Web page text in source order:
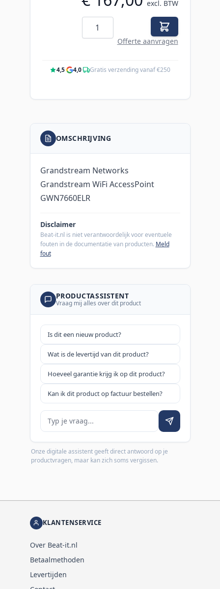
excl. BTW
Aantal
Offerte aanvragen
4,5· 4,0· Gratis verzending vanaf €250
OMSCHRIJVING
Grandstream Networks
Grandstream WiFi AccessPoint
GWN7660ELR
Disclaimer
Beat-it.nl is niet verantwoordelijk voor eventuele
fouten in de documentatie van producten. Meld
fout
PRODUCTASSISTENT
Vraag mij alles over dit product
Is dit een nieuw product?
Wat is de levertijd van dit product?
Hoeveel garantie krijg ik op dit product?
Kan ik dit product op factuur bestellen?
Je vraag
Onze digitale assistent geeft direct antwoord op je
productvragen, maar kan zich soms vergissen.
KLANTENSERVICE
Over Beat-it.nl
Betaalmethoden
Levertijden